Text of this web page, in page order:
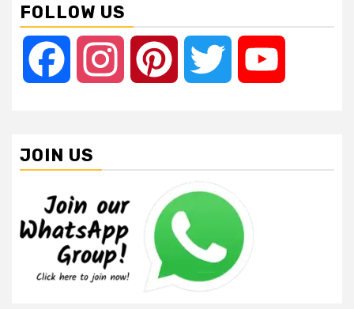
FOLLOW US
Facebook Instagram Pinterest Twitter
JOIN US